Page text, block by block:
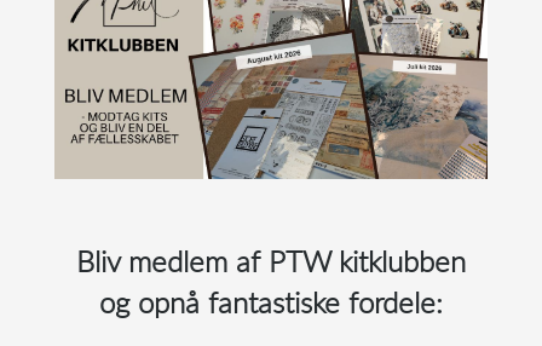
Bliv medlem af PTW kitklubben
og opnå fantastiske fordele: